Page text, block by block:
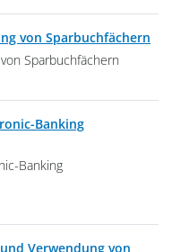
von Sparbuchfächern
Sparbuchfächern
Banking
108 KB
Banking
Verwendung von